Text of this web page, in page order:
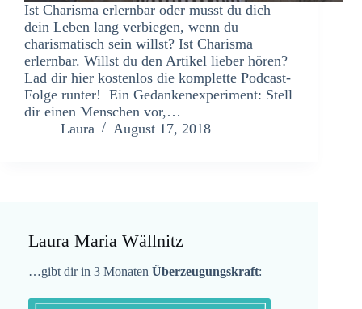
Ist Charisma erlernbar oder musst du dich
dein Leben lang verbiegen, wenn du
charismatisch sein willst? Ist Charisma
erlernbar. Willst du den Artikel lieber hören?
Lad dir hier kostenlos die komplette Podcast-
Folge runter! Ein Gedankenexperiment: Stell
dir einen Menschen vor,…
Laura
August 17, 2018
Laura Maria Wällnitz
…gibt dir in 3 Monaten Überzeugungskraft: